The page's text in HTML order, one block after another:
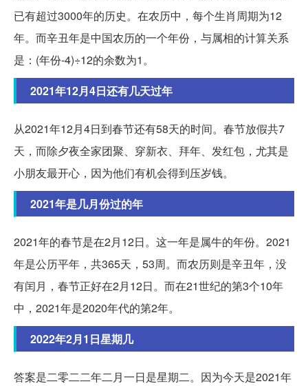
已有超过3000年的历史。在农历中，每个生肖周期为12
年。而辛丑年是中国农历的一个年份，与属相的计算关系
是：(年份-4)÷12的余数为1。
2021年12月4日还有几天过年
从2021年12月4日到春节还有58天的时间。春节放假共7
天，而除夕夜全家团聚、穿新衣、拜年、发红包，尤其是
小朋友最开心，因为他们有机会得到压岁钱。
2021年是几月份过的年
2021年的春节是在2月12日。这一年是属牛的年份。2021
年是公历平年，共365天，53周。而农历则是辛丑年，没
有闰月，春节正好在2月12日。而在21世纪的第3个10年
中，2021年是2020年代的第2年。
2022年2月1日星期几
答案是二零二二年二月一日是星期二。因为今天是2021年